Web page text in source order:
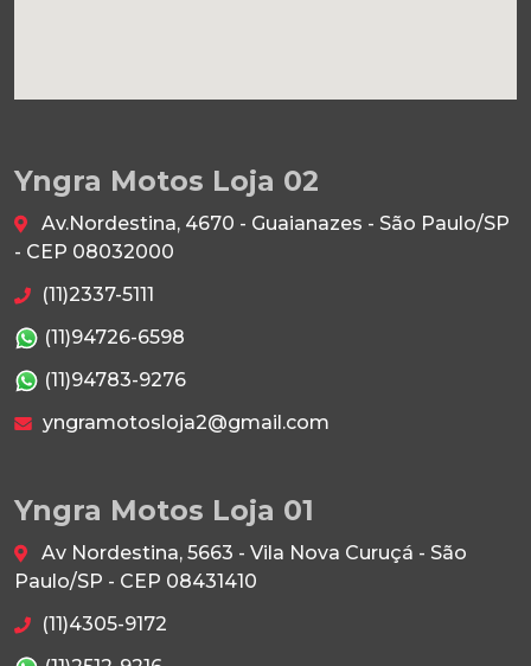
Yngra Motos Loja 02
Av.Nordestina, 4670 - Guaianazes - São Paulo/SP
- CEP 08032000
(11)2337-5111
(11)94726-6598
(11)94783-9276
yngramotosloja2@gmail.com
Yngra Motos Loja 01
Av Nordestina, 5663 - Vila Nova Curuçá - São
Paulo/SP - CEP 08431410
(11)4305-9172